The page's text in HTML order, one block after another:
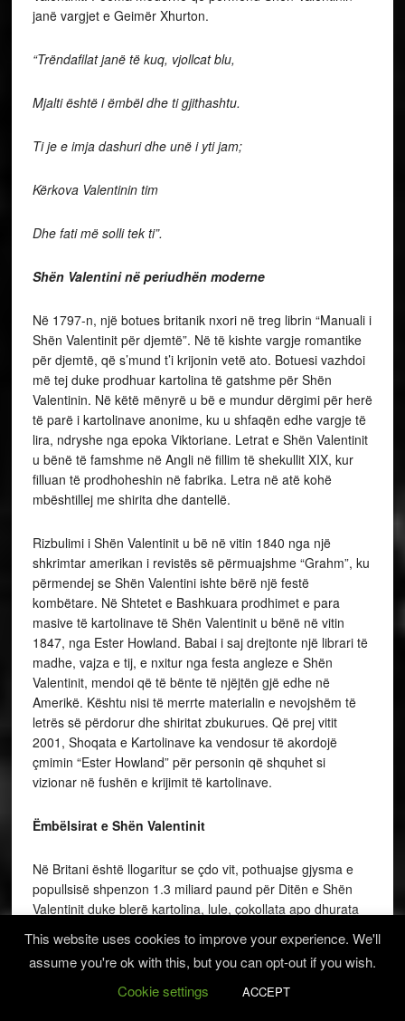
janë vargjet e Geimër Xhurton.
“Trëndafilat janë të kuq, vjollcat blu,
Mjalti është i ëmbël dhe ti gjithashtu.
Ti je e imja dashuri dhe unë i yti jam;
Kërkova Valentinin tim
Dhe fati më solli tek ti”.
Shën Valentini në periudhën moderne
Në 1797-n, një botues britanik nxori në treg librin “Manuali i
Shën Valentinit për djemtë”. Në të kishte vargje romantike
për djemtë, që s’mund t’i krijonin vetë ato. Botuesi vazhdoi
më tej duke prodhuar kartolina të gatshme për Shën
Valentinin. Në këtë mënyrë u bë e mundur dërgimi për herë
të parë i kartolinave anonime, ku u shfaqën edhe vargje të
lira, ndryshe nga epoka Viktoriane. Letrat e Shën Valentinit
u bënë të famshme në Angli në fillim të shekullit XIX, kur
filluan të prodhoheshin në fabrika. Letra në atë kohë
mbështillej me shirita dhe dantellë.
Rizbulimi i Shën Valentinit u bë në vitin 1840 nga një
shkrimtar amerikan i revistës së përmuajshme “Grahm”, ku
përmendej se Shën Valentini ishte bërë një festë
kombëtare. Në Shtetet e Bashkuara prodhimet e para
masive të kartolinave të Shën Valentinit u bënë në vitin
1847, nga Ester Howland. Babai i saj drejtonte një librari të
madhe, vajza e tij, e nxitur nga festa angleze e Shën
Valentinit, mendoi që të bënte të njëjtën gjë edhe në
Amerikë. Kështu nisi të merrte materialin e nevojshëm të
letrës së përdorur dhe shiritat zbukurues. Që prej vitit
2001, Shoqata e Kartolinave ka vendosur të akordojë
çmimin “Ester Howland” për personin që shquhet si
vizionar në fushën e krijimit të kartolinave.
Ëmbëlsirat e Shën Valentinit
Në Britani është llogaritur se çdo vit, pothuajse gjysma e
popullsisë shpenzon 1.3 miliard paund për Ditën e Shën
Valentinit duke blerë kartolina, lule, çokollata apo dhurata
deri në 25 milionë. Në gjysmën e dytë të shekullit XX,
praktika e dërgimit të kartolinave ndryshoi rrënjësisht
mënyrën e të bërit dhurata. Nisën të dhuroheshin trëndafila
This website uses cookies to improve your experience. We'll
assume you're ok with this, but you can opt-out if you wish.
Cookie settings
ACCEPT